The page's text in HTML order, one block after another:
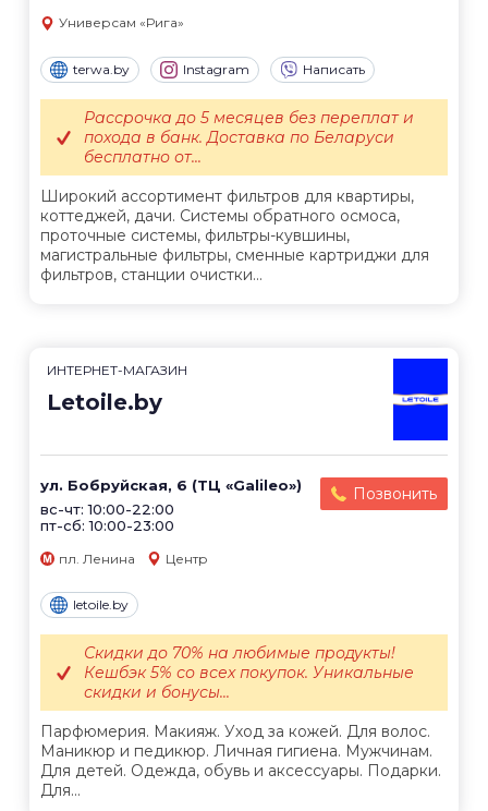
Универсам «Рига»
terwa.by Instagram Написать
Широкий ассортимент фильтров для квартиры,
коттеджей, дачи. Системы обратного осмоса,
проточные системы, фильтры-кувшины,
магистральные фильтры, сменные картриджи для
фильтров, станции очистки...
Рассрочка до 5 месяцев без переплат и
похода в банк. Доставка по Беларуси
бесплатно от...
ИНТЕРНЕТ-МАГАЗИН
Letoile.by
ул. Бобруйская, 6 (ТЦ «Galileo»)
вс-чт: 10:00-22:00
пт-сб: 10:00-23:00
Позвонить
пл. Ленина Центр
letoile.by
Парфюмерия. Макияж. Уход за кожей. Для волос.
Маникюр и педикюр. Личная гигиена. Мужчинам.
Для детей. Одежда, обувь и аксессуары. Подарки.
Для...
Скидки до 70% на любимые продукты!
Кешбэк 5% со всех покупок. Уникальные
скидки и бонусы...